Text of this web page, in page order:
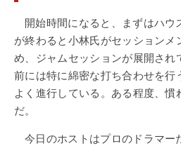
開始時間になると、まずはハウ
が終わると小林氏がセッションメ
め、ジャムセッションが展開され
前には特に綿密な打ち合わせを行
よく進行している。ある程度、慣
だ。
今日のホストはプロのドラマー